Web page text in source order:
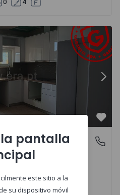
0 4
- 9
pantalla
este sitio a la
su dispositivo móvil